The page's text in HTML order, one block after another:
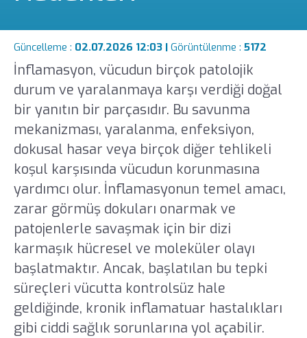
Güncelleme : 02.07.2026 12:03 | Görüntülenme : 5172
İnflamasyon, vücudun birçok patolojik
durum ve yaralanmaya karşı verdiği doğal
bir yanıtın bir parçasıdır. Bu savunma
mekanizması, yaralanma, enfeksiyon,
dokusal hasar veya birçok diğer tehlikeli
koşul karşısında vücudun korunmasına
yardımcı olur. İnflamasyonun temel amacı,
zarar görmüş dokuları onarmak ve
patojenlerle savaşmak için bir dizi
karmaşık hücresel ve moleküler olayı
başlatmaktır. Ancak, başlatılan bu tepki
süreçleri vücutta kontrolsüz hale
geldiğinde, kronik inflamatuar hastalıkları
gibi ciddi sağlık sorunlarına yol açabilir.